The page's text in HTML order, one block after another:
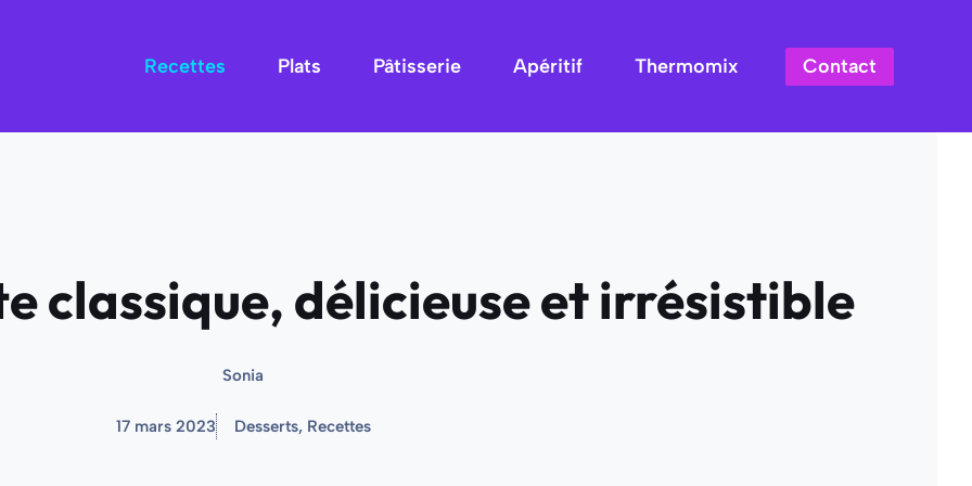
Recettes Plats Pâtisserie Apéritif Thermomix Contact
classique, délicieuse et irrésistible
Sonia
17 mars 2023 Desserts, Recettes